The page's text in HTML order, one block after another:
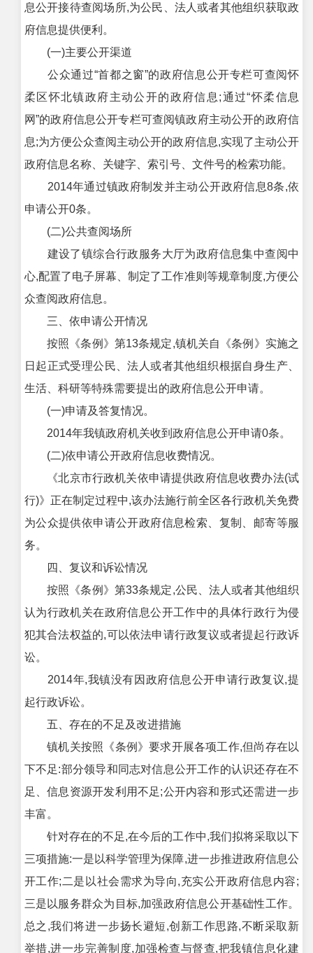
息公开接待查阅场所,为公民、法人或者其他组织获取政
府信息提供便利。
(一)主要公开渠道
公众通过“首都之窗”的政府信息公开专栏可查阅怀
柔区怀北镇政府主动公开的政府信息;通过“怀柔信息
网”的政府信息公开专栏可查阅镇政府主动公开的政府信
息;为方便公众查阅主动公开的政府信息,实现了主动公开
政府信息名称、关键字、索引号、文件号的检索功能。
2014年通过镇政府制发并主动公开政府信息8条,依
申请公开0条。
(二)公共查阅场所
建设了镇综合行政服务大厅为政府信息集中查阅中
心,配置了电子屏幕、制定了工作准则等规章制度,方便公
众查阅政府信息。
三、依申请公开情况
按照《条例》第13条规定,镇机关自《条例》实施之
日起正式受理公民、法人或者其他组织根据自身生产、
生活、科研等特殊需要提出的政府信息公开申请。
(一)申请及答复情况。
2014年我镇政府机关收到政府信息公开申请0条。
(二)依申请公开政府信息收费情况。
《北京市行政机关依申请提供政府信息收费办法(试
行)》正在制定过程中,该办法施行前全区各行政机关免费
为公众提供依申请公开政府信息检索、复制、邮寄等服
务。
四、复议和诉讼情况
按照《条例》第33条规定,公民、法人或者其他组织
认为行政机关在政府信息公开工作中的具体行政行为侵
犯其合法权益的,可以依法申请行政复议或者提起行政诉
讼。
2014年,我镇没有因政府信息公开申请行政复议,提
起行政诉讼。
五、存在的不足及改进措施
镇机关按照《条例》要求开展各项工作,但尚存在以
下不足:部分领导和同志对信息公开工作的认识还存在不
足、信息资源开发利用不足;公开内容和形式还需进一步
丰富。
针对存在的不足,在今后的工作中,我们拟将采取以下
三项措施:一是以科学管理为保障,进一步推进政府信息公
开工作;二是以社会需求为导向,充实公开政府信息内容;
三是以服务群众为目标,加强政府信息公开基础性工作。
总之,我们将进一步扬长避短,创新工作思路,不断采取新
举措,进一步完善制度,加强检查与督查,把我镇信息化建